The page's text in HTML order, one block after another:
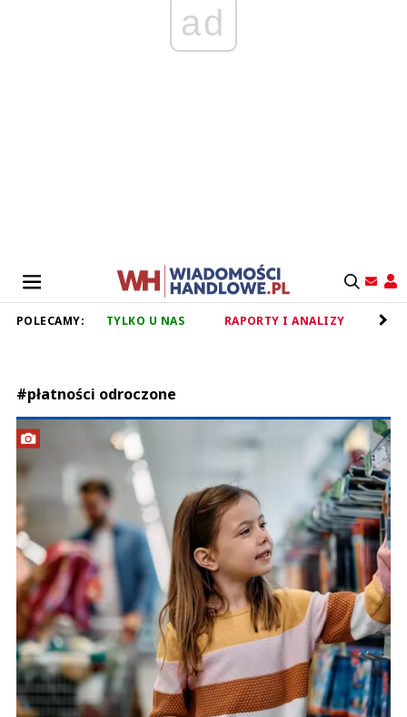
ad
POLECAMY: TYLKO U NAS RAPORTY I ANALIZY
#płatności odroczone